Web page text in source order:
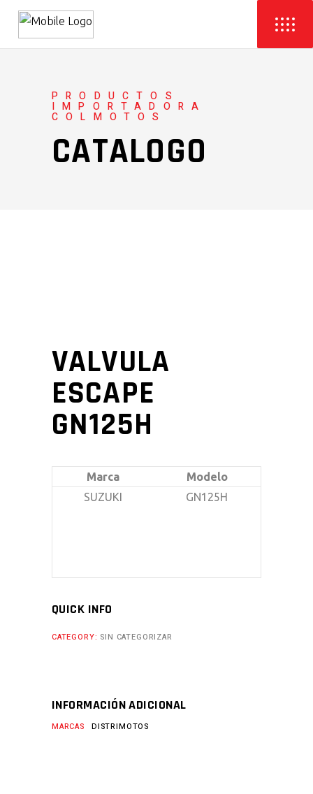
PRODUCTOS
IMPORTADORA
COLMOTOS
CATALOGO
VALVULA
ESCAPE
GN125H
Marca
Modelo
SUZUKI
GN125H
QUICK INFO
CATEGORY: SIN CATEGORIZAR
INFORMACIÓN ADICIONAL
MARCAS DISTRIMOTOS